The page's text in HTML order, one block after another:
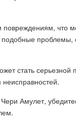
что
проблемы,
стать
Амулет,